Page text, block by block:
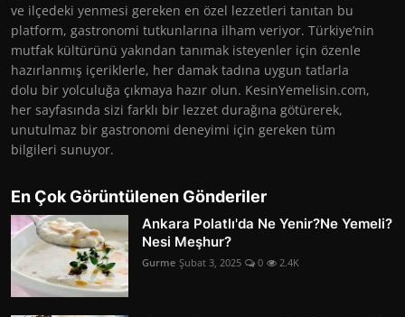
ve ilçedeki yenmesi gereken en özel lezzetleri tanıtan bu
platform, gastronomi tutkunlarına ilham veriyor. Türkiye’nin
mutfak kültürünü yakından tanımak isteyenler için özenle
hazırlanmış içeriklerle, her damak tadına uygun tatlarla
dolu bir yolculuğa çıkmaya hazır olun. KesinYemelisin.com,
her sayfasında sizi farklı bir lezzet durağına götürerek,
unutulmaz bir gastronomi deneyimi için gereken tüm
bilgileri sunuyor.
En Çok Görüntülenen Gönderiler
Ankara Polatlı'da Ne Yenir?Ne Yemeli?
Nesi Meşhur?
Gurme Şubat 3, 2025 0 2.4K